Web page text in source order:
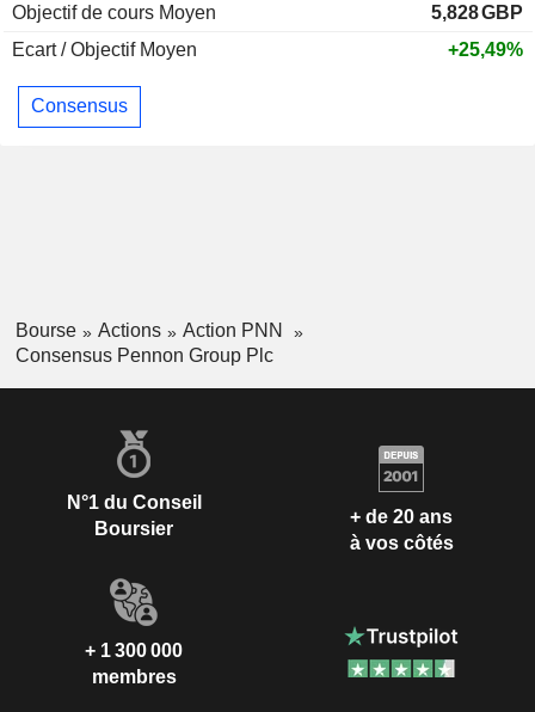
Objectif de cours Moyen
5,828GBP
Ecart / Objectif Moyen
+25,49%
Consensus
Bourse Actions
Action PNN
Consensus Pennon Group Plc
N°1 du Conseil
Boursier
+ de 20 ans
à vos côtés
+ 1 300 000
membres